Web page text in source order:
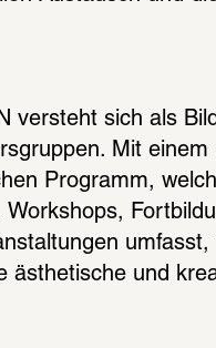
versteht sich als
Mit einem
Programm,
Workshops,
ästhetische und